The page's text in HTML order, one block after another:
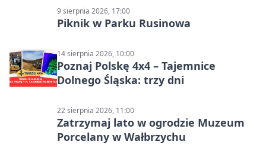
9 sierpnia 2026, 17:00
Piknik w Parku Rusinowa
14 sierpnia 2026, 10:00
Poznaj Polskę 4x4 – Tajemnice
Dolnego Śląska: trzy dni
22 sierpnia 2026, 11:00
Zatrzymaj lato w ogrodzie Muzeum
Porcelany w Wałbrzychu